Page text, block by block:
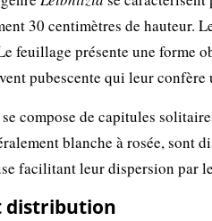
30 centimètres de hauteur.
feuillage présente une forme
pubescente qui leur confère
compose de capitules
blanche à rosée, sont
facilitant leur dispersion par
distribution